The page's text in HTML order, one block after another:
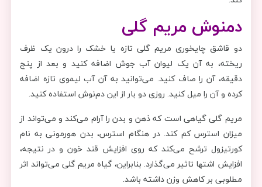
دمنوش مریم گلی
دو قاشق چایخوری مریم گلی تازه یا خشک را درون یک ظرف
ریخته، به آن یک لیوان آب جوش اضافه کنید و بعد از پنج
دقیقه، آن را صاف کنید. می‌توانید به آن آب لیموی تازه اضافه
کرده و آن را میل کنید. روزی دو بار از این دم‌نوش استفاده کنید.
مریم گلی گیاهی است که ذهن و بدن را آرام می‌کند و می‌تواند از
میزان استرس کم کند. در هنگام استرس، بدن هورمونی به نام
کورتیزول ترشح می‌کند که روی افزایش قند خون و در نتیجه،
افزایش اشتها تاثیر می‌گذارد. بنابراین، گیاه مریم گلی می‌تواند اثر
مطلوبی بر کاهش وزن داشته باشد.